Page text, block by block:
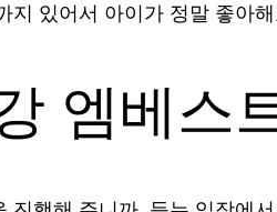
지 있어서 아이가 정말 좋아
엠베스